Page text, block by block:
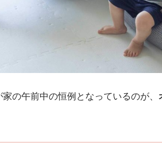
の午前中の恒例となっているのが、